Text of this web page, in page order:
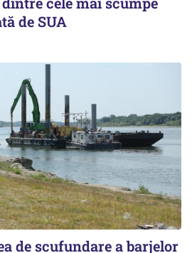
de SUA
de scufundare a barjelor